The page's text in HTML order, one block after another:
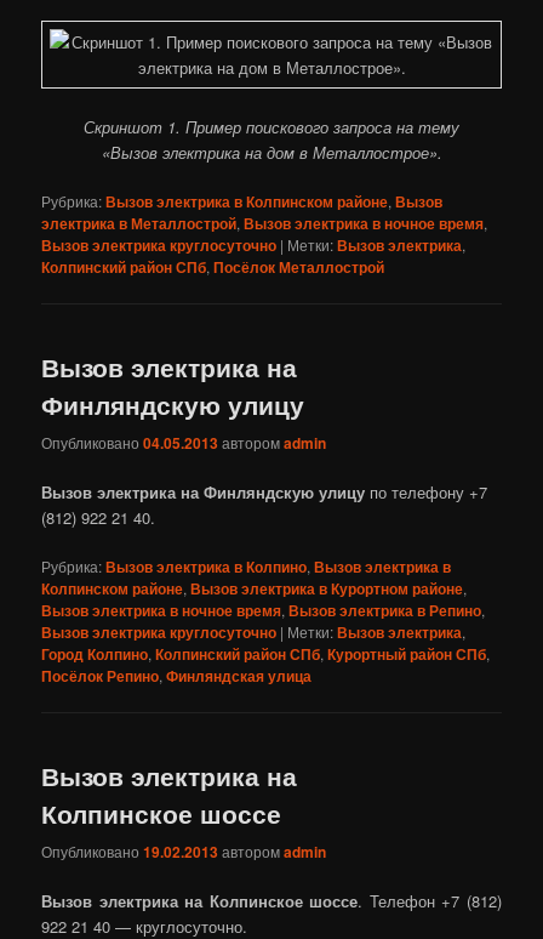
Скриншот 1. Пример поискового запроса на тему
«Вызов электрика на дом в Металлострое».
Рубрика:Вызов электрика в Колпинском районе,Вызов
электрика в Металлострой,Вызов электрика в ночное время,
Вызов электрика круглосуточно | Метки:Вызов электрика,
Колпинский район СПб,Посёлок Металлострой
Вызов электрика на
Финляндскую улицу
Опубликовано04.05.2013авторомadmin
Вызов электрика на Финляндскую улицу по телефону +7
(812) 922 21 40.
Рубрика:Вызов электрика в Колпино,Вызов электрика в
Колпинском районе,Вызов электрика в Курортном районе,
Вызов электрика в ночное время,Вызов электрика в Репино,
Вызов электрика круглосуточно | Метки:Вызов электрика,
Город Колпино,Колпинский район СПб,Курортный район СПб,
Посёлок Репино,Финляндская улица
Вызов электрика на
Колпинское шоссе
Опубликовано19.02.2013авторомadmin
Вызов электрика на Колпинское шоссе. Телефон +7 (812)
922 21 40 — круглосуточно.